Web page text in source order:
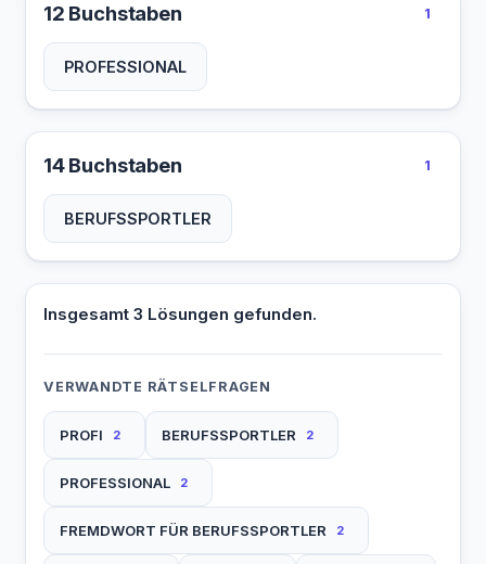
12 Buchstaben 1
PROFESSIONAL
14 Buchstaben 1
BERUFSSPORTLER
Insgesamt 3 Lösungen gefunden.
VERWANDTE RÄTSELFRAGEN
PROFI 2 BERUFSSPORTLER 2
PROFESSIONAL 2
FREMDWORT FÜR BERUFSSPORTLER 2